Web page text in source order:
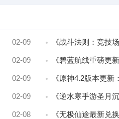
02-09 《战斗法则：竞技
02-09 《碧蓝航线重磅更
02-09 《原神4.2版本更新
02-09 《逆水寒手游圣月
02-08 《无极仙途最新兑